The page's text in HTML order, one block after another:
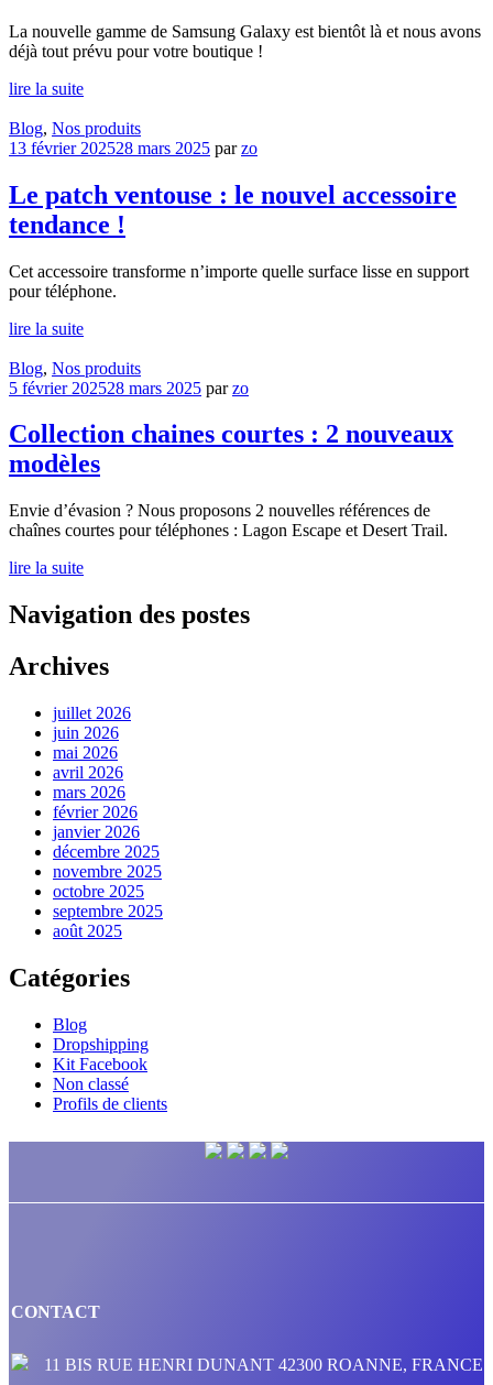
La nouvelle gamme de Samsung Galaxy est bientôt là et nous avons
déjà tout prévu pour votre boutique !
lire la suite
Blog, Nos produits
13 février 202528 mars 2025 parzo
Le patch ventouse : le nouvel accessoire
tendance !
Cet accessoire transforme n’importe quelle surface lisse en support
pour téléphone.
lire la suite
Blog, Nos produits
5 février 202528 mars 2025 parzo
Collection chaines courtes : 2 nouveaux
modèles
Envie d’évasion ? Nous proposons 2 nouvelles références de
chaînes courtes pour téléphones : Lagon Escape et Desert Trail.
lire la suite
Navigation des postes
Archives
juillet 2026
juin 2026
mai 2026
avril 2026
mars 2026
février 2026
janvier 2026
décembre 2025
novembre 2025
octobre 2025
septembre 2025
août 2025
Catégories
Blog
Dropshipping
Kit Facebook
Non classé
Profils de clients
CONTACT
11 BIS RUE HENRI DUNANT 42300 ROANNE, FRANCE